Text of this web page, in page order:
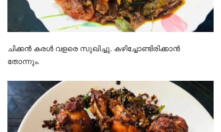
ചിക്കൻ കരൾ വളരെ സുഖിച്ചു. കഴിച്ചോണ്ടിരിക്കാൻ
തോന്നും.